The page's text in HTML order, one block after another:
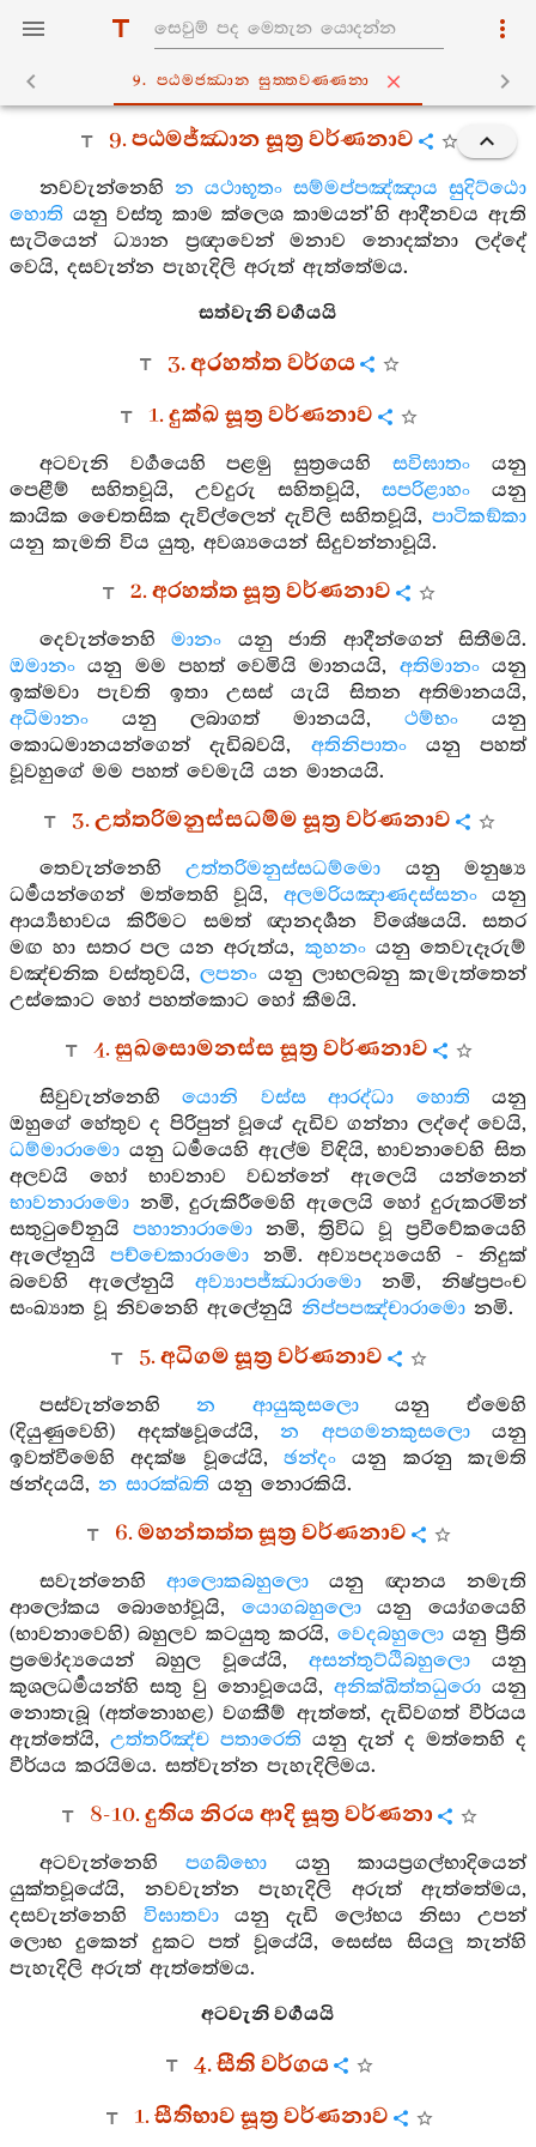
9. පඨමජ‍්ඣාන සුත‍්තවණ‍්ණනා
9. පඨමජ්ඣාන සූත්‍ර වර්ණනාව
නවවැන්නෙහි න යථාභූතං සම්මප්පඤ්ඤාය සුදිට්ඨො
හොති යනු වස්තූ කාම ක්ලෙශ කාමයන්’හි ආදීනවය ඇති
සැටියෙන් ධ්‍යාන ප්‍රඥාවෙන් මනාව නොදක්නා ලද්දේ
වෙයි, දසවැන්න පැහැදිලි අරුත් ඇත්තේමය.
සත්වැනි වර්‍ගයයි
3. අරහත්ත වර්ගය
1. දුක්ඛ සූත්‍ර වර්ණනාව
අටවැනි වර්‍ගයෙහි පළමු සුත්‍රයෙහිසවිඝාතං යනු
පෙළීම් සහිතවූයි, උවදුරු සහිතවූයි, සපරිළාහං යනු
කායික චෛතසික දැවිල්ලෙන් දැවිලි සහිතවූයි, පාටිකඞ්කා
යනු කැමති විය යුතු, අවශ්‍යයෙන් සිදුවන්නාවූයි.
2. අරහත්ත සූත්‍ර වර්ණනාව
දෙවැන්නෙහිමානං යනු ජාති ආදීන්ගෙන් සිතීමයි.
ඔමානං යනු මම පහත් වෙමියි මානයයි, අතිමානංයනු
ඉක්මවා පැවති ඉතා උසස් යැයි සිතන අතිමානයයි,
අධිමානං යනු ලබාගත් මානයයි, ථම්භං යනු
කොධමානයන්ගෙන් දැඩිබවයි, අතිනිපාතං යනු පහත්
වූවහුගේ මම පහත් වෙමැයි යන මානයයි.
3. උත්තරිමනුස්සධම්ම සූත්‍ර වර්ණනාව
තෙවැන්නෙහිඋත්තරිමනුස්සධම්මො යනු මනුෂ්‍ය
ධර්‍මයන්ගෙන් මත්තෙහි වූයි, අලමරියඤාණදස්සනං යනු
ආර්‍ය්‍යභාවය කිරීමට සමත් ඥානදර්‍ශන විශේෂයයි. සතර
මඟ හා සතර පල යන අරුත්ය, කුහනංයනු තෙවැදෑරුම්
වඤ්චනික වස්තුවයි,ලපනං යනු ලාභලබනු කැමැත්තෙන්
උස්කොට හෝ පහත්කොට හෝ කීමයි.
4. සුඛසොමනස්ස සූත්‍ර වර්ණනාව
සිවුවැන්නෙහියොනි වස්ස ආරද්ධා හොති යනු
ඔහුගේ හේතුව ද පිරිපුන් වූයේ දැඩිව ගන්නා ලද්දේ වෙයි,
ධම්මාරාමො යනු ධර්‍මයෙහි ඇල්ම විඳියි, භාවනාවෙහි සිත
අලවයි හෝ භාවනාව වඩන්නේ ඇලෙයි යන්නෙන්
භාවනාරාමො නමි, දුරුකිරීමෙහි ඇලෙයි හෝ දුරුකරමින්
සතුටුවේනුයි පහානාරාමො නමි, ත්‍රිවිධ වූ ප්‍රවීවේකයෙහි
ඇලේනුයි පච්චෙකාරාමො නමි. අව්‍යපද්‍යයෙහි - නිදුක්
බවෙහි ඇලේනුයි අව්‍යාපජ්ඣාරාමො නමි, නිෂ්ප්‍රපංච
සංඛ්‍යාත වූ නිවනෙහි ඇලේනුයි නිප්පපඤ්චාරාමො නමි.
5. අධිගම සූත්‍ර වර්ණනාව
පස්වැන්නෙහින ආයුකුසලොයනු ඒමෙහි
(දියුණුවෙහි) අදක්ෂවූයේයි, න අපගමනකුසලොයනු
ඉවත්වීමෙහි අදක්ෂ වූයේයි, ඡන්දං යනු කරනු කැමති
ඡන්දයයි, න සාරක්ඛති යනු නොරකියි.
6. මහන්තත්ත සූත්‍ර වර්ණනාව
සවැන්නෙහි ආලොකබහුලොයනු ඥානය නමැති
ආලෝකය බොහෝවූයි, යොගබහුලොයනු යෝගයෙහි
(භාවනාවෙහි) බහුලව කටයුතු කරයි, වෙදබහුලො යනු ප්‍රීති
ප්‍රමෝද්‍යයෙන් බහුල වූයේයි, අසන්තුට්ඨිබහුලො යනු
කුශලධර්‍මයන්හි සතු වු නොවූයෙයි, අනික්ඛිත්තධුරො යනු
නොතැබූ (අත්නොහළ) වගකීම් ඇත්තේ, දැඩිවගත් වීර්යය
ඇත්තේයි, උත්තරිඤ්ච පතාරෙති යනු දැන් ද මත්තෙහි ද
වීර්යය කරයිමය. සත්වැන්න පැහැදිලිමය.
8-10. දුතිය නිරය ආදි සූත්‍ර වර්ණනා
අටවැන්නෙහිපගබ්භො යනු කායප්‍රගල්භාදියෙන්
යුක්තවූයේයි, නවවැන්න පැහැදිලි අරුත් ඇත්තේමය,
දසවැන්නෙහි විඝාතවායනු දැඩි ලෝභය නිසා උපන්
ලොභ දුකෙන් දුකට පත් වූයේයි, සෙස්ස සියලු තැන්හි
පැහැදිලි අරුත් ඇත්තේමය.
අටවැනි වර්‍ගයයි
4. සීති වර්ගය
1. සීතිභාව සූත්‍ර වර්ණනාව